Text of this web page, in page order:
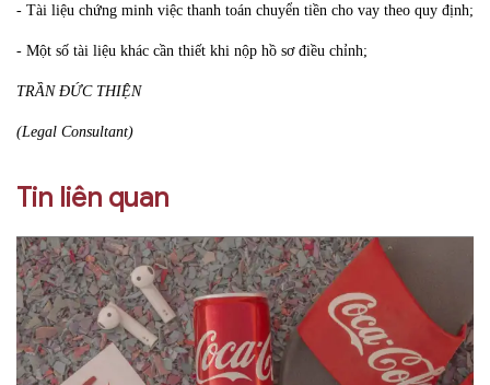
- Tài liệu chứng minh việc thanh toán chuyển tiền cho vay theo quy định;
- Một số tài liệu khác cần thiết khi nộp hồ sơ điều chỉnh;
TRẦN ĐỨC THIỆN
(Legal Consultant)
Tin liên quan